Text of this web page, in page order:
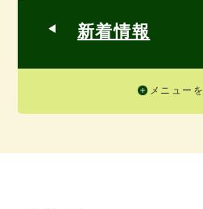
新着情報
メニュー